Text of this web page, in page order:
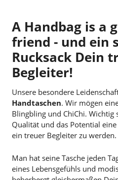
A Handbag is a
friend - und ein
Rucksack Dein
Begleiter!
Unsere besondere
Handtaschen. Wir mögen
Blingbling und ChiChi. Wichtig
Qualität und das Potential
ein treuer Begleiter zu werden.
Man hat seine Tasche jeden
eines Lebensgefühls und